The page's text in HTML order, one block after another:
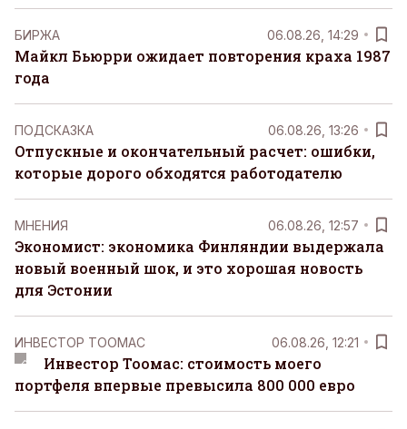
БИРЖА 06.08.26, 14:29
Майкл Бьюрри ожидает повторения краха 1987
года
ПОДСКАЗКА 06.08.26, 13:26
Отпускные и окончательный расчет: ошибки,
которые дорого обходятся работодателю
MНЕНИЯ 06.08.26, 12:57
Экономист: экономика Финляндии выдержала
новый военный шок, и это хорошая новость
для Эстонии
ИНВЕСТОР ТООМАС 06.08.26, 12:21
Инвестор Тоомас: стоимость моего
портфеля впервые превысила 800 000 евро